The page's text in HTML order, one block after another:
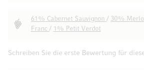
Schreiben Sie die erste Bewertung für
61% Cabernet Sauvignon / 30%
Franc / 1% Petit Verdot